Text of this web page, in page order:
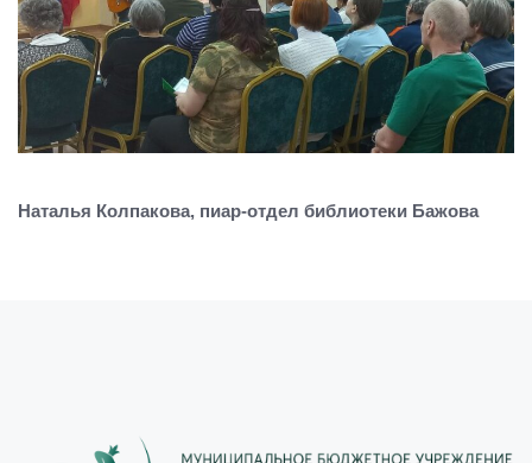
Наталья Колпакова, пиар-отдел библиотеки Бажова